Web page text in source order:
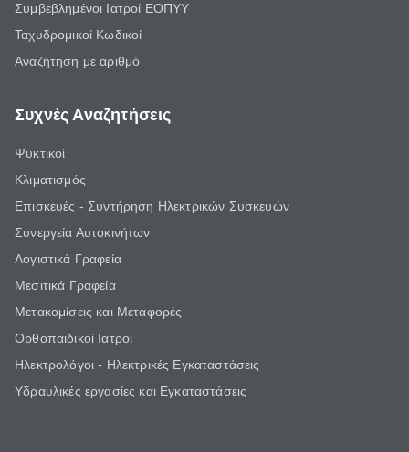
Συμβεβλημένοι Ιατροί ΕΟΠΥΥ
Ταχυδρομικοί Κωδικοί
Αναζήτηση με αριθμό
Συχνές Αναζητήσεις
Ψυκτικοί
Κλιματισμός
Επισκευές - Συντήρηση Ηλεκτρικών Συσκευών
Συνεργεία Αυτοκινήτων
Λογιστικά Γραφεία
Μεσιτικά Γραφεία
Μετακομίσεις και Μεταφορές
Ορθοπαιδικοί Ιατροί
Ηλεκτρολόγοι - Ηλεκτρικές Εγκαταστάσεις
Υδραυλικές εργασίες και Εγκαταστάσεις